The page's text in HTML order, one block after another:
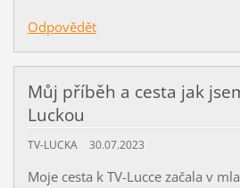
Odpovědět
Můj příběh a cesta jak
Luckou
TV-LUCKA 30.07.2023
Moje cesta k TV-Lucce začala v